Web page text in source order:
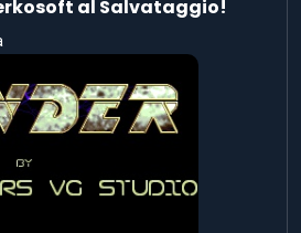
al Salvataggio!